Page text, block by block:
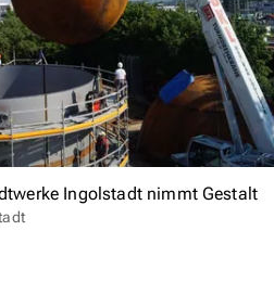
Ingolstadt nimmt Gestalt